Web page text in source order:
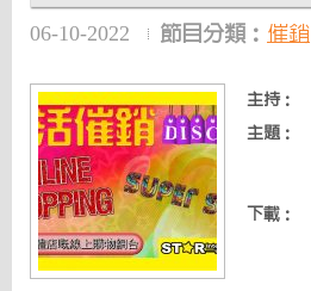
06-10-2022 節目分類： 催銷
主持：
主題：
下載：